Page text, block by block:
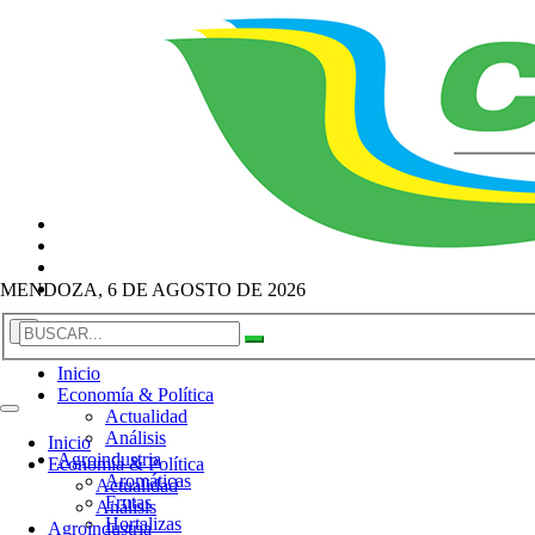
MENDOZA, 6 DE AGOSTO DE 2026
Inicio
Economía & Política
Actualidad
Análisis
Agroindustria
×
Inicio
Economía & Política
Actualidad
Análisis
Agroindustria
Aromáticas
Frutas
Hortalizas